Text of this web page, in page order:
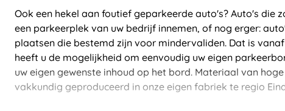
Ook een hekel aan foutief geparkeerde auto's? Auto's die
een parkeerplek van uw bedrijf innemen, of nog erger:
plaatsen die bestemd zijn voor mindervaliden. Dat is
heeft u de mogelijkheid om eenvoudig uw eigen
uw eigen gewenste inhoud op het bord. Materiaal van
vakkundig geproduceerd in onze eigen fabriek te regio